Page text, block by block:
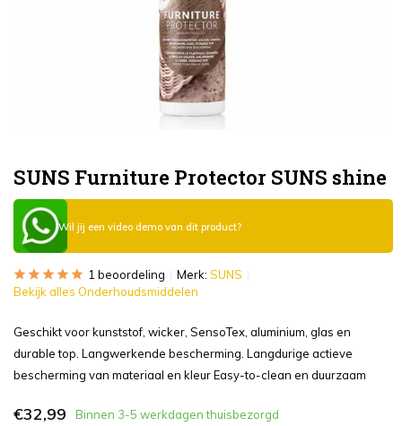
SUNS Furniture Protector SUNS shine
Wil jij een video demo van dit product?
1 beoordeling Merk: SUNS
Bekijk alles Onderhoudsmiddelen
Geschikt voor kunststof, wicker, SensoTex, aluminium, glas en
durable top. Langwerkende bescherming. Langdurige actieve
bescherming van materiaal en kleur Easy-to-clean en duurzaam
€32,99 Binnen 3-5 werkdagen thuisbezorgd